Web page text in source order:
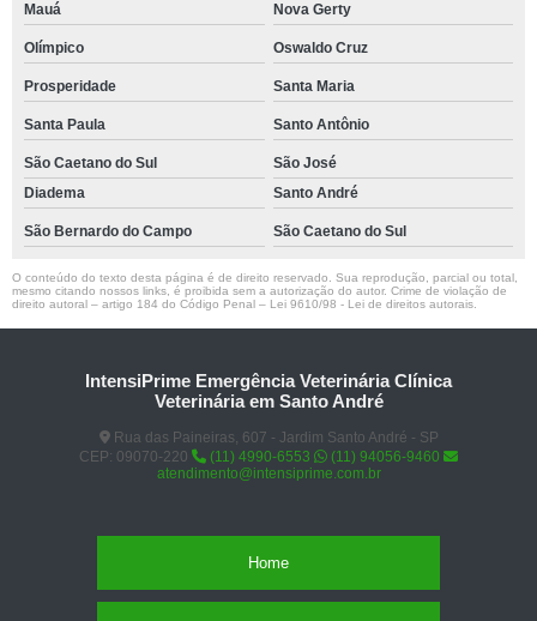
Mauá Nova Gerty
Olímpico Oswaldo Cruz
Prosperidade Santa Maria
Santa Paula Santo Antônio
São Caetano do Sul
São José
Diadema
Santo André
São Bernardo do Campo São Caetano do Sul
O conteúdo do texto desta página é de direito reservado. Sua reprodução, parcial ou total,
mesmo citando nossos links, é proibida sem a autorização do autor. Crime de violação de
direito autoral – artigo 184 do Código Penal – Lei 9610/98 - Lei de direitos autorais
IntensiPrime Emergência Veterinária Clínica
Veterinária em Santo André
Rua das Paineiras, 607 - Jardim Santo André - SP
CEP: 09070-220
(11) 4990-6553
(11) 94056-9460
atendimento@intensiprime.com.br
Home